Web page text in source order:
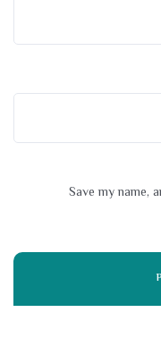
Save my name,